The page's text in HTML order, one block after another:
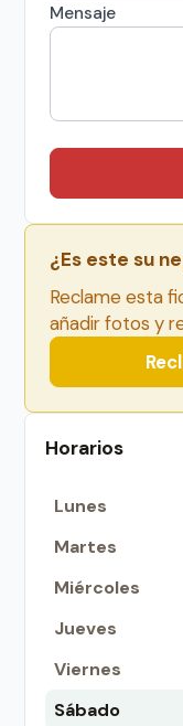
Mensaje
¿Es este su
Reclame esta
añadir fotos y
Horarios
Lunes
Martes
Miércoles
Jueves
Viernes
Sábado